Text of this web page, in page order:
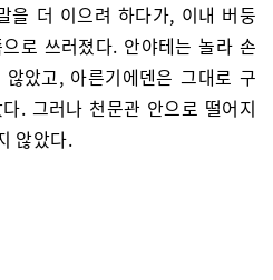
을 더 이으려 하다가, 이내 버둥
로 쓰러졌다. 안야테는 놀라 손
았고, 아른기에덴은 그대로 구
. 그러나 천문관 안으로 떨어지
않았다.